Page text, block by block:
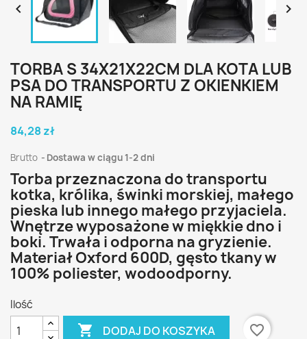
 
TORBA S 34X21X22CM DLA KOTA LUB
PSA DO TRANSPORTU Z OKIENKIEM
NA RAMIĘ
84,28 zł
Brutto Dostawa w ciągu 1-2 dni
Torba przeznaczona do transportu
kotka, królika, świnki morskiej, małego
pieska lub innego małego przyjaciela.
Wnętrze wyposażone w miękkie dno i
boki. Trwała i odporna na gryzienie.
Materiał Oxford 600D, gęsto tkany w
100% poliester, wodoodporny.
Ilość
 DODAJ DO KOSZYKA favorite_border